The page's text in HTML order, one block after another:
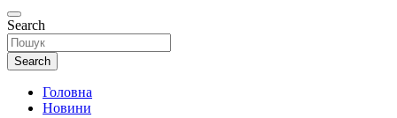
Search
Search
Головна
Новини